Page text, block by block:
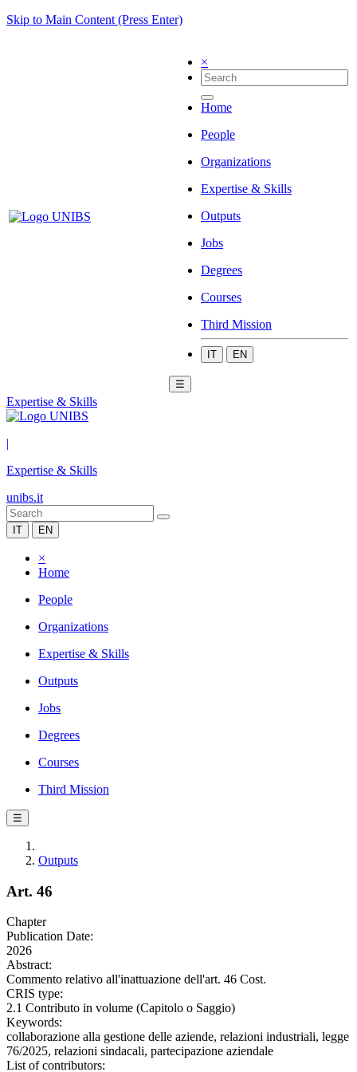
Skip to Main Content (Press Enter)
×
Home
People
Organizations
Expertise & Skills
Outputs
Jobs
Degrees
Courses
Third Mission
IT EN
☰
Expertise & Skills
|
Expertise & Skills
unibs.it
IT EN
×
Home
People
Organizations
Expertise & Skills
Outputs
Jobs
Degrees
Courses
Third Mission
☰
Outputs
Art. 46
Chapter
Publication Date:
2026
Abstract:
Commento relativo all'inattuazione dell'art. 46 Cost.
CRIS type:
2.1 Contributo in volume (Capitolo o Saggio)
Keywords:
collaborazione alla gestione delle aziende, relazioni industriali, legge
76/2025, relazioni sindacali, partecipazione aziendale
List of contributors: